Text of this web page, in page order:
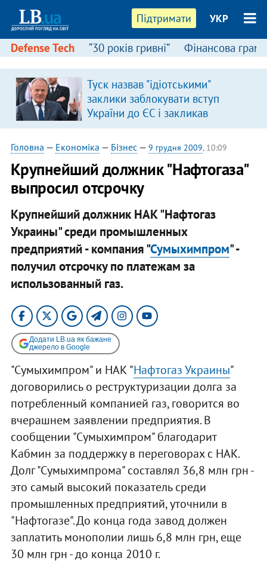
Підтримати УКР
Defense Tech “30 років гривні” Фінансова
Туск назвав "ідіотськими"
заклики заблокувати вступ
України до ЄС і закликав
припинити антиукраїнську
риторику
Головна — Економіка — Бізнес— 9 грудня 2009, 10:09
Крупнейший должник "Нафтогаза"
выпросил отсрочку
Крупнейший должник НАК "Нафтогаз
Украины" среди промышленных
предприятий - компания "Сумыхимпром" -
получил отсрочку по платежам за
использованный газ.
Додати LB.ua як бажане
джерело в Google
"Сумыхимпром" и НАК "Нафтогаз Украины"
договорились о реструктуризации долга за
потребленный компанией газ, говорится во
вчерашнем заявлении предприятия. В
сообщении "Сумыхимпром" благодарит
Кабмин за поддержку в переговорах с НАК.
Долг "Сумыхимпрома" составлял 36,8 млн грн -
это самый высокий показатель среди
промышленных предприятий, уточнили в
"Нафтогазе". До конца года завод должен
заплатить монополии лишь 6,8 млн грн, еще
30 млн грн - до конца 2010 г.